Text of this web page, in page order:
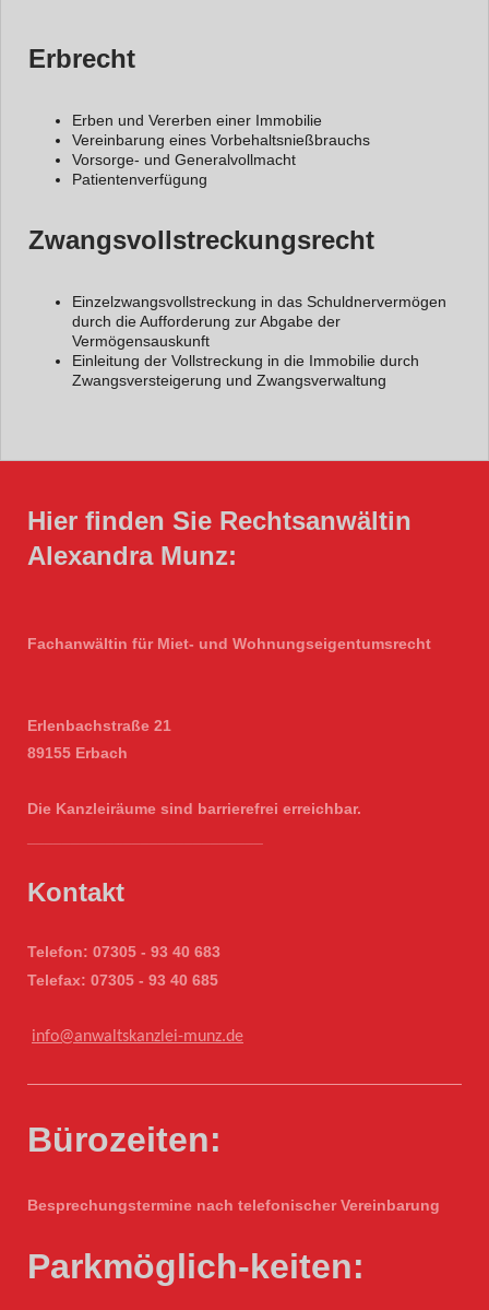
Erbrecht
Erben und Vererben einer Immobilie
Vereinbarung eines Vorbehaltsnießbrauchs
Vorsorge- und Generalvollmacht
Patientenverfügung
Zwangsvollstreckungsrecht
Einzelzwangsvollstreckung in das Schuldnervermögen
durch die Aufforderung zur Abgabe der
Vermögensauskunft
Einleitung der Vollstreckung in die Immobilie durch
Zwangsversteigerung und Zwangsverwaltung
Hier finden Sie Rechtsanwältin
Alexandra Munz:
Fachanwältin für Miet- und Wohnungseigentumsrecht
Erlenbachstraße 21
89155 Erbach
Die Kanzleiräume sind barrierefrei erreichbar.
Kontakt
Telefon: 07305 - 93 40 683
Telefax: 07305 - 93 40 685
info@anwaltskanzlei-munz.de
Bürozeiten:
Besprechungstermine nach telefonischer Vereinbarung
Parkmöglich-keiten: